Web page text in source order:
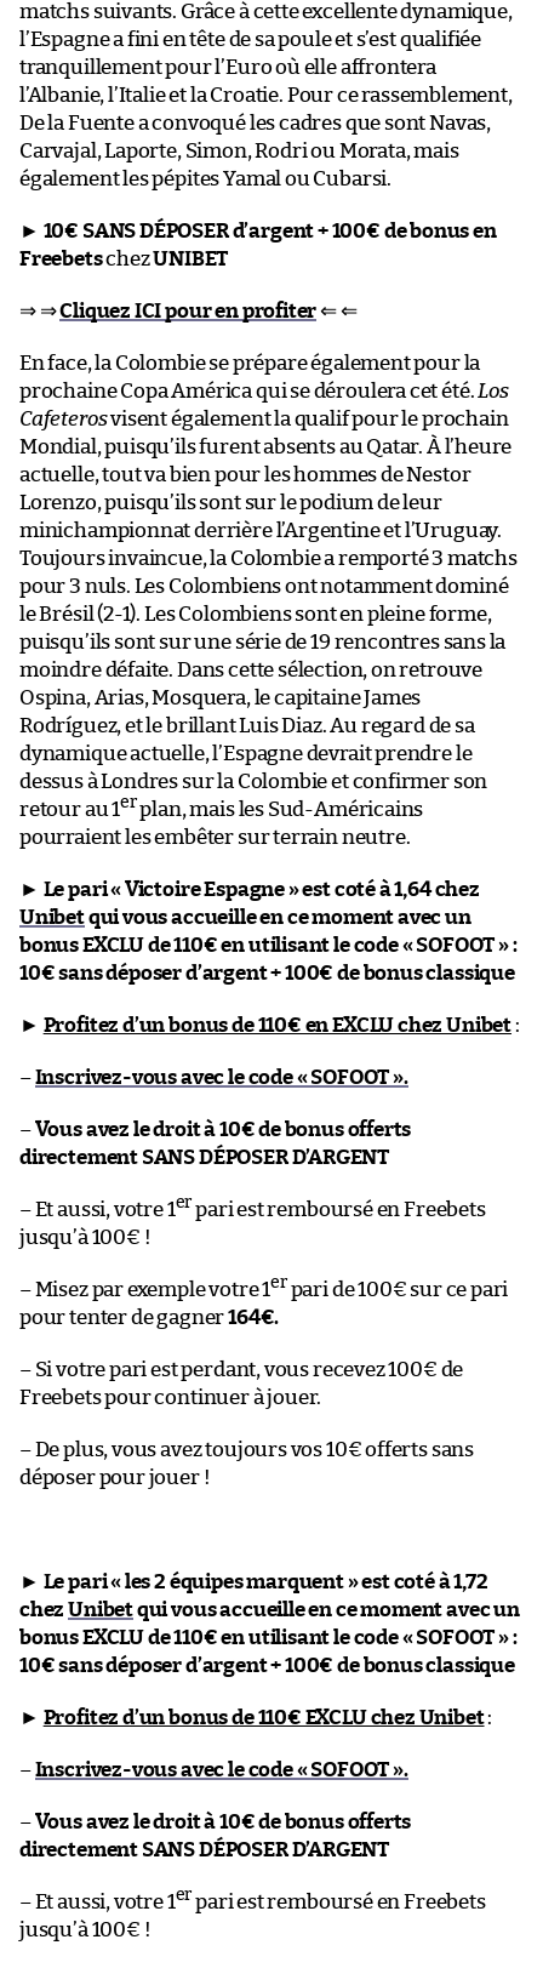
matchs suivants. Grâce à cette excellente dynamique,
l’Espagne a fini en tête de sa poule et s’est qualifiée
tranquillement pour l’Euro où elle affrontera
l’Albanie, l’Italie et la Croatie. Pour ce rassemblement,
De la Fuente a convoqué les cadres que sont Navas,
Carvajal, Laporte, Simon, Rodri ou Morata, mais
également les pépites Yamal ou Cubarsi.
► 10€ SANS DÉPOSER d’argent + 100€ de bonus en
FreebetschezUNIBET
⇒ ⇒Cliquez ICI pour en profiter⇐ ⇐
En face, la Colombie se prépare également pour la
prochaine Copa América qui se déroulera cet été.Los
Cafeterosvisent également la qualif pour le prochain
Mondial, puisqu’ils furent absents au Qatar. À l’heure
actuelle, tout va bien pour les hommes de Nestor
Lorenzo, puisqu’ils sont sur le podium de leur
minichampionnat derrière l’Argentine et l’Uruguay.
Toujours invaincue, la Colombie a remporté 3 matchs
pour 3 nuls. Les Colombiens ont notamment dominé
le Brésil (2-1). Les Colombiens sont en pleine forme,
puisqu’ils sont sur une série de 19 rencontres sans la
moindre défaite. Dans cette sélection, on retrouve
Ospina, Arias, Mosquera, le capitaine James
Rodríguez, et le brillant Luis Diaz. Au regard de sa
dynamique actuelle, l’Espagne devrait prendre le
dessus à Londres sur la Colombie et confirmer son
retour au 1erplan, mais les Sud-Américains
pourraient les embêter sur terrain neutre.
► Le pari « Victoire Espagne » est coté à 1,64 chez
Unibetqui vous accueille en ce moment avec un
bonus EXCLU de 110€ en utilisant le code « SOFOOT » :
10€ sans déposer d’argent + 100€ de bonus classique
► Profitez d’un bonus de 110€ en EXCLU chez Unibet :
–Inscrivez-vous avec le code « SOFOOT ».
–Vous avez le droit à 10€ de bonus offerts
directement SANS DÉPOSER D’ARGENT
– Et aussi, votre 1er pari est remboursé en Freebets
jusqu’à 100€ !
– Misez par exemple votre 1er pari de 100€ sur ce pari
pour tenter de gagner164€.
– Si votre pari est perdant, vous recevez 100€ de
Freebets pour continuer à jouer.
– De plus, vous avez toujours vos 10€ offerts sans
déposer pour jouer !
► Le pari « les 2 équipes marquent » est coté à 1,72
chezUnibetqui vous accueille en ce moment avec un
bonus EXCLU de 110€ en utilisant le code « SOFOOT » :
10€ sans déposer d’argent + 100€ de bonus classique
► Profitez d’un bonus de 110€ EXCLU chez Unibet:
–Inscrivez-vous avec le code « SOFOOT ».
–Vous avez le droit à 10€ de bonus offerts
directement SANS DÉPOSER D’ARGENT
– Et aussi, votre 1er pari est remboursé en Freebets
jusqu’à 100€ !